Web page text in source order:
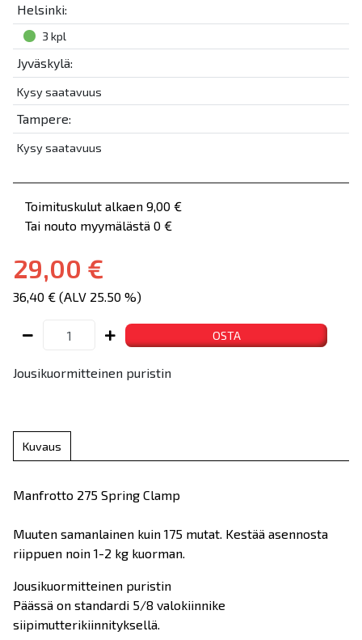
Helsinki:
3 kpl
Jyväskylä:
Kysy saatavuus
Tampere:
Kysy saatavuus
Toimituskulut alkaen 9,00 €
Tai nouto myymälästä 0 €
29,00 €
36,40 € (ALV 25.50 %)
OSTA
Jousikuormitteinen puristin
Kuvaus
Manfrotto 275 Spring Clamp
Muuten samanlainen kuin 175 mutat. Kestää asennosta
riippuen noin 1-2 kg kuorman.
Jousikuormitteinen puristin
Päässä on standardi 5/8 valokiinnike
siipimutterikiinnityksellä.